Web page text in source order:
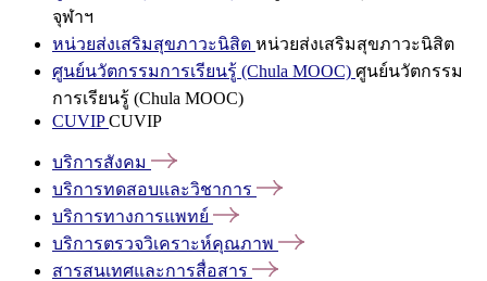
จุฬาฯ
หน่วยส่งเสริมสุขภาวะนิสิต หน่วยส่งเสริมสุขภาวะนิสิต
ศูนย์นวัตกรรมการเรียนรู้ (Chula MOOC) ศูนย์นวัตกรรม
การเรียนรู้ (Chula MOOC)
CUVIPCUVIP
บริการสังคม
บริการทดสอบและวิชาการ
บริการทางการแพทย์
บริการตรวจวิเคราะห์คุณภาพ
สารสนเทศและการสื่อสาร